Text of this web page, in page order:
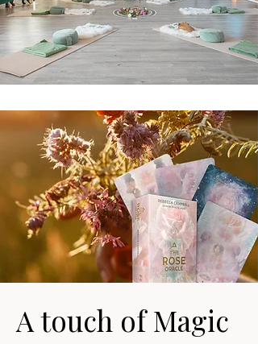
A touch of Magic